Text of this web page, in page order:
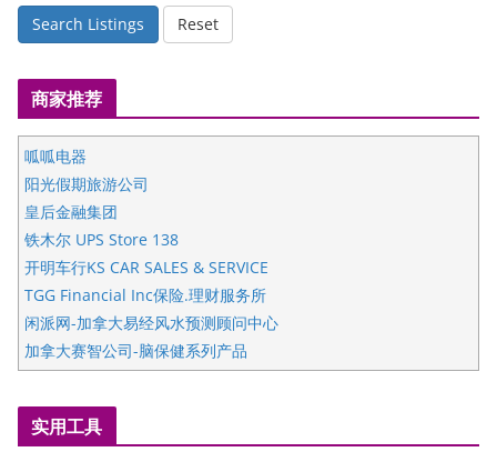
Search Listings Reset
商家推荐
呱呱电器
阳光假期旅游公司
皇后金融集团
铁木尔 UPS Store 138
开明车行KS CAR SALES & SERVICE
TGG Financial Inc保险.理财服务所
闲派网-加拿大易经风水预测顾问中心
加拿大赛智公司-脑保健系列产品
五星国艺拍卖及评估公司
国际注册执业营养师公会
爱德华连锁酒店万锦分店
实用工具